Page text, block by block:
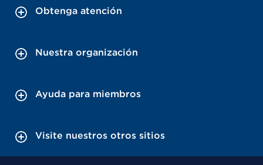
Obtenga atención
Nuestra organización
Ayuda para miembros
Visite nuestros otros sitios